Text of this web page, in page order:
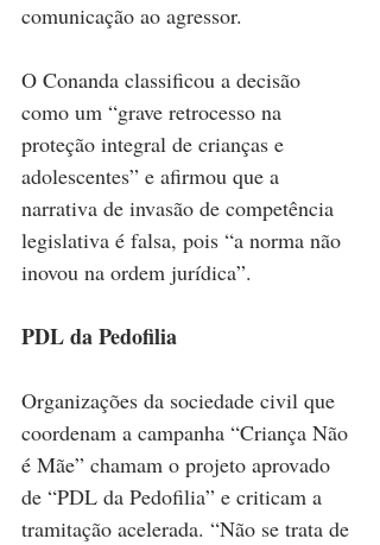
comunicação ao agressor.
O Conanda classificou a decisão
como um “grave retrocesso na
proteção integral de crianças e
adolescentes” e afirmou que a
narrativa de invasão de competência
legislativa é falsa, pois “a norma não
inovou na ordem jurídica”.
PDL da Pedofilia
Organizações da sociedade civil que
coordenam a campanha “Criança Não
é Mãe” chamam o projeto aprovado
de “PDL da Pedofilia” e criticam a
tramitação acelerada. “Não se trata de